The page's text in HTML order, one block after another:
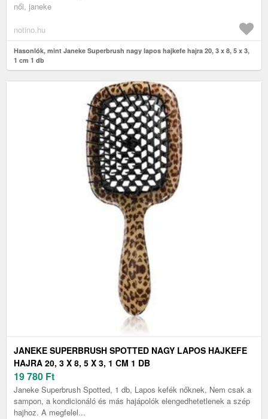
női, janeke
notino.hu
Hasonlók, mint Janeke Superbrush nagy lapos hajkefe hajra 20, 3 x 8, 5 x 3,
1 cm 1 db
JANEKE SUPERBRUSH SPOTTED NAGY LAPOS HAJKEFE
HAJRA 20, 3 X 8, 5 X 3, 1 CM 1 DB
19 780 Ft
Janeke Superbrush Spotted, 1 db, Lapos kefék nőknek, Nem csak a
sampon, a kondicionáló és más hajápolók elengedhetetlenek a szép
hajhoz. A megfelel...